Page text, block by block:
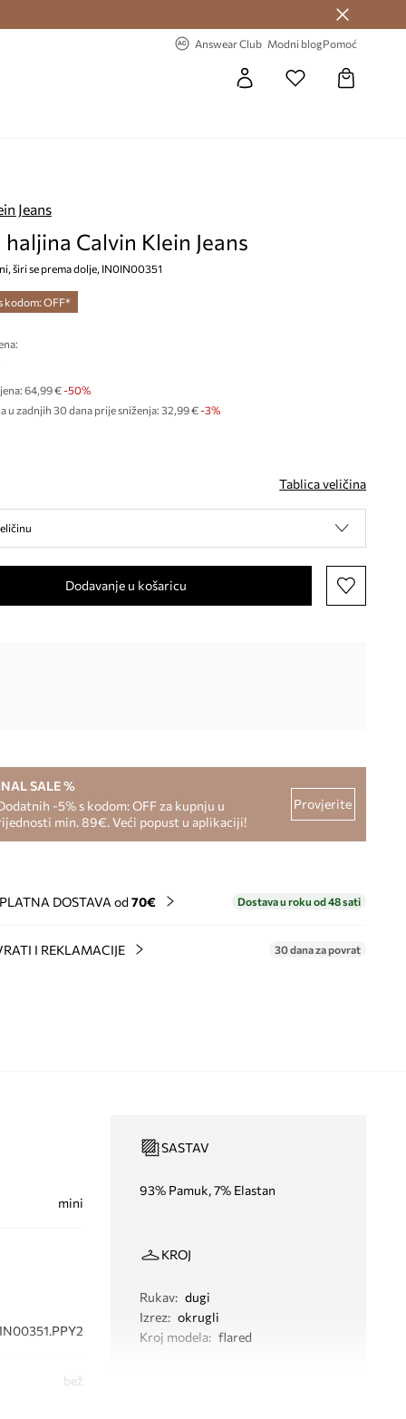
Answear Club Modni blogPomoć
Jeans
haljina Calvin Klein Jeans
širi se prema dolje, IN0IN00351
kodom: OFF*
64,99 €-50%
u zadnjih 30 dana prije sniženja: 32,99 € -3%
Tablica veličina
Dodavanje u košaricu
SALE %
-5% s kodom: OFF za kupnju u
min. 89€. Veći popust u aplikaciji!
Provjerite
DOSTAVA od 70€ Dostava u roku od 48 sati
I REKLAMACIJE 30 dana za povrat
mini
bež
SASTAV
93% Pamuk, 7% Elastan
KROJ
Rukav: dugi
Izrez: okrugli
Kroj modela: flared